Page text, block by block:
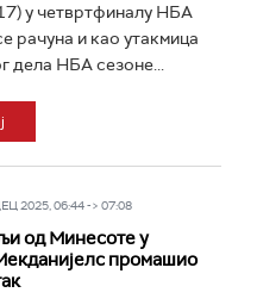
у четвртфиналу НБА
рачуна и као утакмица
дела НБА сезоне...
2025, 06:44 -> 07:08
од Минесоте у
промашио